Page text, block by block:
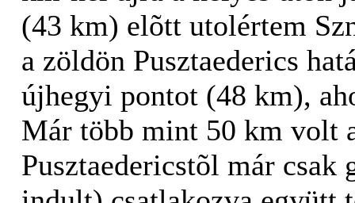
(43 km) elõtt utolértem
a zöldön Pusztaederics
újhegyi pontot (48 km),
Már több mint 50 km volt
Pusztaedericstõl már